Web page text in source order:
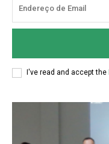
I've read and accept the